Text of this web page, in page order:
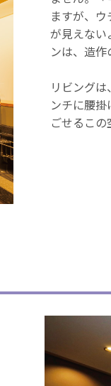
ますが、
が見えない
ンは、造作
リビング
ンチに腰
ごせるこの